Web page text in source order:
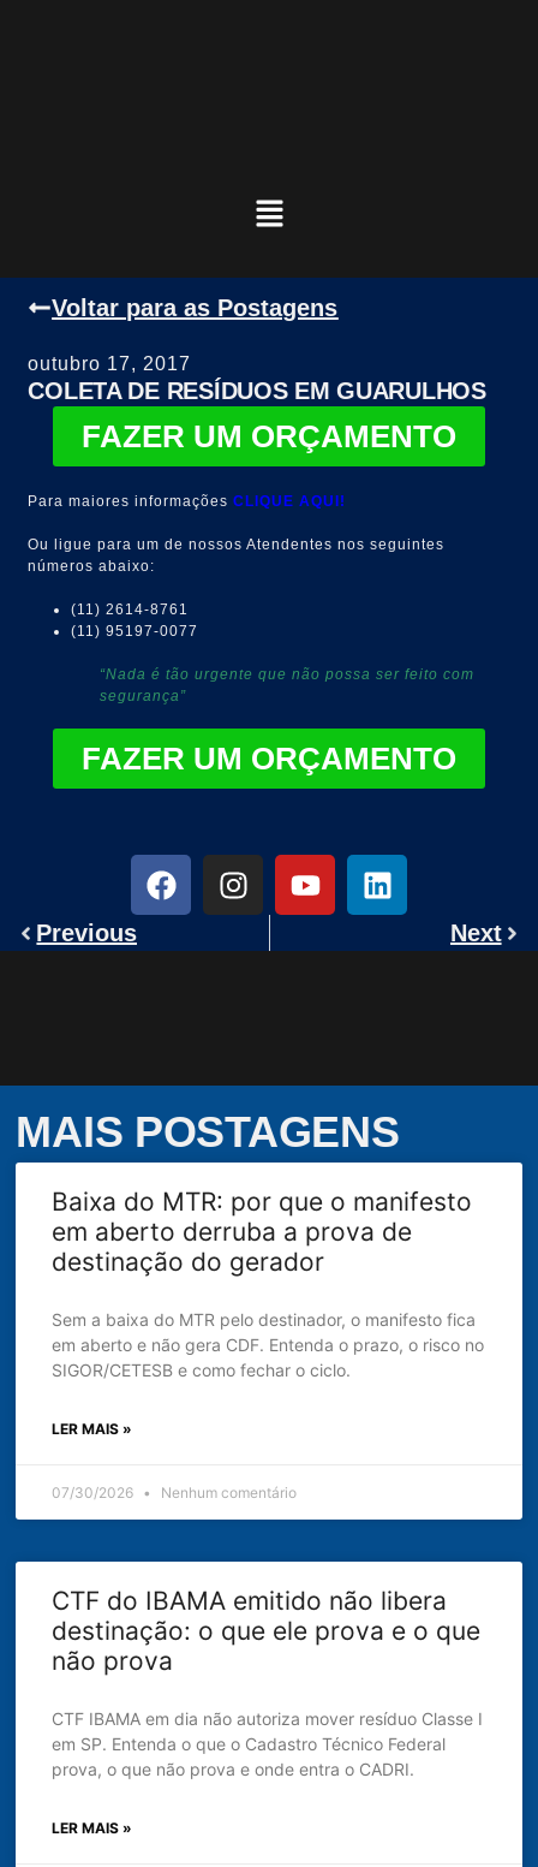
Voltar para as Postagens
outubro 17, 2017
COLETA DE RESÍDUOS EM GUARULHOS
FAZER UM ORÇAMENTO
Para maiores informaçõesCLIQUE AQUI!
Ou ligue para um de nossos Atendentes nos seguintes
números abaixo:
(11) 2614-8761
(11) 95197-0077
“Nada é tão urgente que não possa ser feito com
segurança”
FAZER UM ORÇAMENTO
Previous Next
MAIS POSTAGENS
Baixa do MTR: por que o manifesto
em aberto derruba a prova de
destinação do gerador
Sem a baixa do MTR pelo destinador, o manifesto fica
em aberto e não gera CDF. Entenda o prazo, o risco no
SIGOR/CETESB e como fechar o ciclo.
LER MAIS »
07/30/2026 Nenhum comentário
CTF do IBAMA emitido não libera
destinação: o que ele prova e o que
não prova
CTF IBAMA em dia não autoriza mover resíduo Classe I
em SP. Entenda o que o Cadastro Técnico Federal
prova, o que não prova e onde entra o CADRI.
LER MAIS »